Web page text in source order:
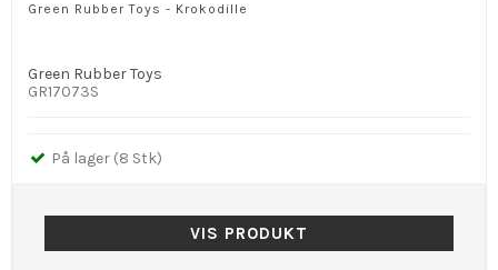
Green Rubber Toys - Krokodille
Green Rubber Toys
GR17073S
På lager (8 Stk)
VIS PRODUKT